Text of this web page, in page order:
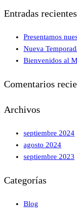
Entradas recientes
Presentamos
Nueva
Bienvenidos al
Comentarios
Archivos
septiembre 2024
agosto 2024
septiembre 2023
Categorías
Blog